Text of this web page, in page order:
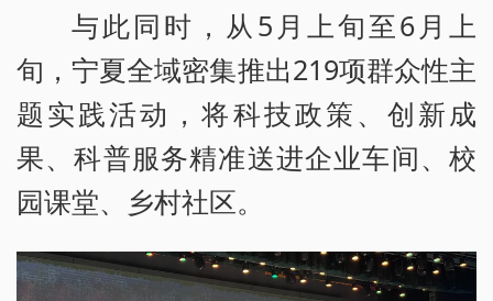
与此同时，从5月上旬至6月上
旬，宁夏全域密集推出219项群众性主
题实践活动，将科技政策、创新成
果、科普服务精准送进企业车间、校
园课堂、乡村社区。